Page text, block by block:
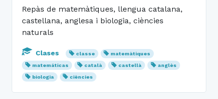
Repàs de matemàtiques, llengua catalana,
castellana, anglesa i biologia, ciències
naturals
Clases classe
matemàtiques
matemáticas
català castellà
anglès
biologia
ciències